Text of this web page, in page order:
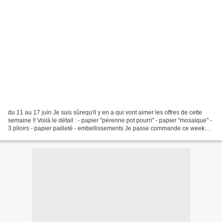
du 11 au 17 juin Je suis sûrequ'il y en a qui vont aimer les offres de cette
semaine !! Voilà le détail : - papier "pérenne pot pourri" - papier "mosaïque" -
3 plioirs - papier pailleté - embellissements Je passe commande ce week